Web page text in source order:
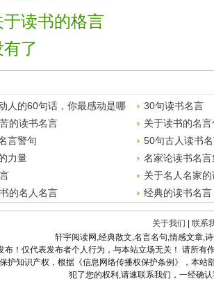
于读书的格言
有了
人的60句话，你最感动是哪
30句读书名言
的读书名言
关于读书的名
言警句
50句古人读书
力量
名家论读书名言
关于名人名家
的名人名言
经典的读书名言
关于我们
联系
轩宇阅读网,经典散文,名言名句,情感文章,
布！仅代表发布者个人行为，与本站立场无关！ 请所
护知识产权，根据《信息网络传播权保护条例》，本
犯了您的权利,请速联系我们，一经确